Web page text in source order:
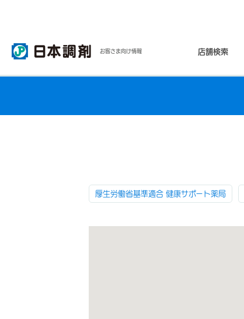
お客さま向け情報 店舗検索
厚生労働省基準適合 健康サポート薬局